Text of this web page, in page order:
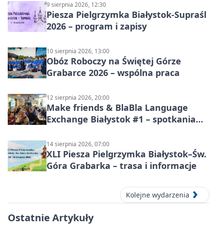
9 sierpnia 2026, 12:30
Piesza Pielgrzymka Białystok-Supraśl
2026 – program i zapisy
10 sierpnia 2026, 13:00
Obóz Roboczy na Świętej Górze
Grabarce 2026 – wspólna praca
12 sierpnia 2026, 20:00
Make friends & BlaBla Language
Exchange Białystok #1 – spotkania
14 sierpnia 2026, 07:00
XLI Piesza Pielgrzymka Białystok–Św.
Góra Grabarka – trasa i informacje
Kolejne wydarzenia
Ostatnie Artykuły